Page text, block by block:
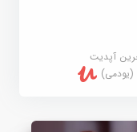
آپدیت